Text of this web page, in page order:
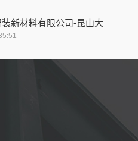
新材料有限公司-昆山大